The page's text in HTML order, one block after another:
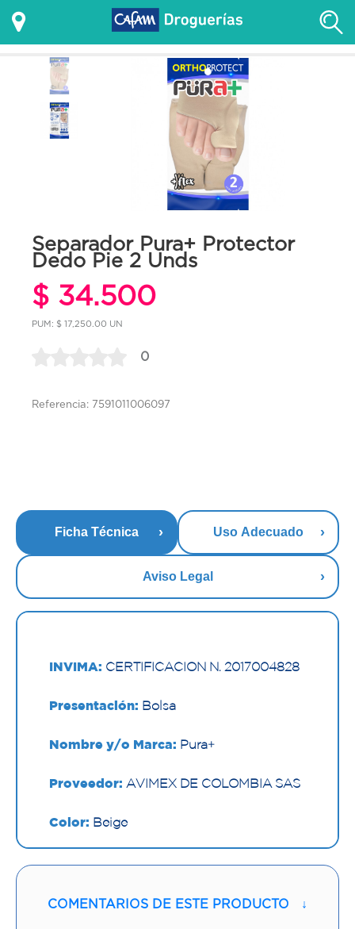
Separador Pura+ Protector
Dedo Pie 2 Unds
$ 34.500
PUM: $ 17,250.00 UN
0
Referencia: 7591011006097
Ficha Técnica Uso Adecuado
Aviso Legal
INVIMA: CERTIFICACION N. 2017004828
Presentación: Bolsa
Nombre y/o Marca: Pura+
Proveedor: AVIMEX DE COLOMBIA SAS
Color: Beige
Cantidad:2 Unds
COMENTARIOS DE ESTE PRODUCTO ↓